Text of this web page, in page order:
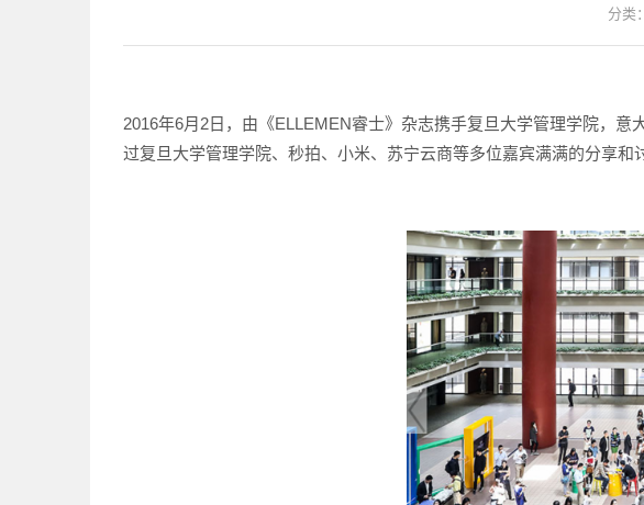
分类：
2016年6月2日，由《ELLEMEN睿士》杂志携手复旦大学管理学院，
过复旦大学管理学院、秒拍、小米、苏宁云商等多位嘉宾满满的分享和